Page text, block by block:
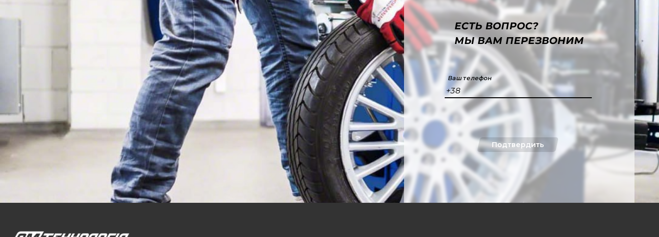
ЕСТЬ ВОПРОС?
МЫ ВАМ ПЕРЕЗВОНИМ
Ваш телефон
+38
Подтвердить